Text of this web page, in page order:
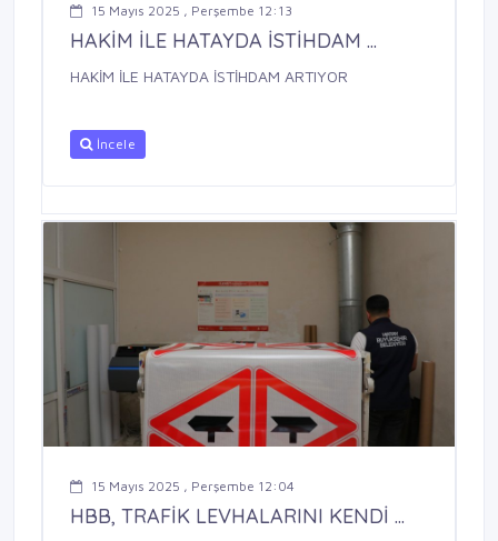
15 Mayıs 2025 , Perşembe 12:13
HAKİM İLE HATAYDA İSTİHDAM ...
HAKİM İLE HATAYDA İSTİHDAM ARTIYOR
İncele
15 Mayıs 2025 , Perşembe 12:04
HBB, TRAFİK LEVHALARINI KENDİ ...